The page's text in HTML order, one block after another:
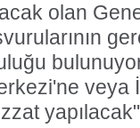
olan
veya